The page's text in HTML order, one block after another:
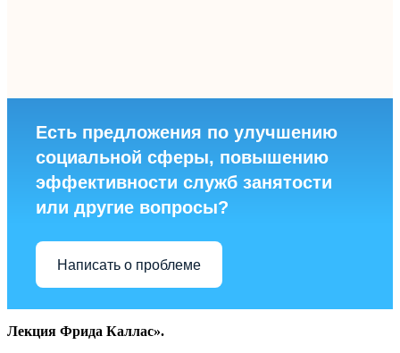
Есть предложения по улучшению
социальной сферы, повышению
эффективности служб занятости
или другие вопросы?
Написать о проблеме
Лекция Фрида Каллас».